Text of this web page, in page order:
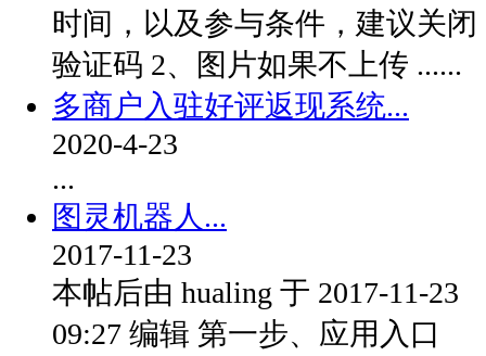
时间，以及参与条件，建议关闭
验证码 2、图片如果不上传 ......
多商户入驻好评返现系统...
2020-4-23
...
图灵机器人...
2017-11-23
本帖后由 hualing 于 2017-11-23
09:27 编辑 第一步、应用入口